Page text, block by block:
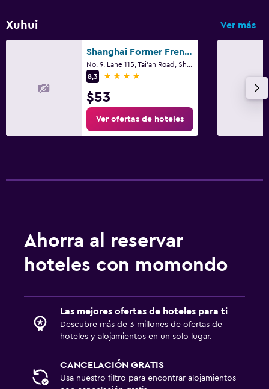
Xuhui Ver más
Shanghai Former French Concession Garden Hotel
8,3
4 estrellas
$53
Ver ofertas de hoteles
Ahorra al reservar
hoteles con momondo
Las mejores ofertas de hoteles para ti
Descubre más de 3 millones de ofertas de
hoteles y alojamientos en un solo lugar.
CANCELACIÓN GRATIS
Usa nuestro filtro para encontrar alojamientos